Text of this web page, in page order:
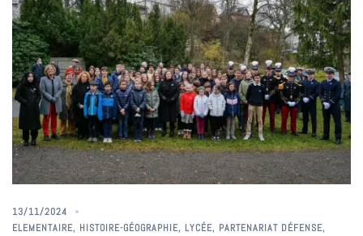
13/11/2024
ELEMENTAIRE, HISTOIRE-GÉOGRAPHIE, LYCÉE, PARTENARIAT DÉFENSE,